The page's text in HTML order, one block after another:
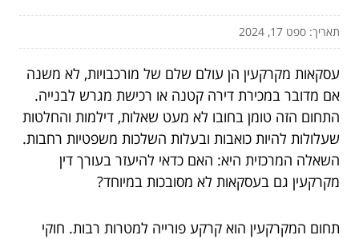
תאריך: ספט 17, 2024
עסקאות מקרקעין הן עולם שלם של מורכבויות, לא משנה
אם מדובר במכירת דירה קטנה או רכישת מגרש לבנייה.
התחום הזה טומן בחובו לא מעט שאלות, דילמות והחלטות
שעלולות להיות כואבות ובעלות השלכות משפטיות רחבות.
השאלה המרכזית היא: האם כדאי להיעזר בעורך דין
מקרקעין גם בעסקאות לא מסובכות במיוחד?
תחום המקרקעין הוא קרקע פורייה למטרות רבות. חוקי